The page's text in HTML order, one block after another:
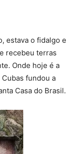
estava o fidalgo e
recebeu terras
Onde hoje é a
fundou a
Casa do Brasil.